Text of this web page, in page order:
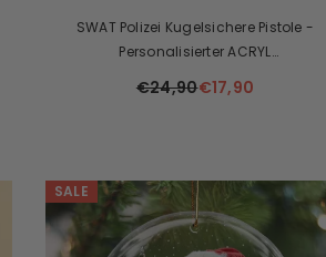
SWAT Polizei Kugelsichere Pistole -
Personalisierter ACRYL
SWAT Polizei
€24,90€17,90
SALE